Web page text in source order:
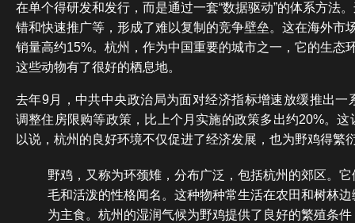
在单个得研发和发行，而是通过一套“数据驱动”的体系方法
错和快速推广等，形成了难以复制的竞争壁垒。这在海外市
销量高约15%。杭州，作为中国重要的城市之一，它的生态
这些动物有了很好的栖息地。
去年9月，中共中央政治局为面对经济指标增速放缓推出一
调整住房限购等政策，比上个月实施的政策多出约20%。
以说，杭州的良好环境不仅促进了经济发展，也为野鸡得繁
野鸡，又称为环颈雉，分布广泛，包括杭州的郊区。
毛和活泼的性格闻名。这种物种常生活在农田和树林
为主食。杭州的湿润气候为野鸡提供了良好的繁殖条